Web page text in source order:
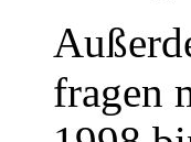
fragen